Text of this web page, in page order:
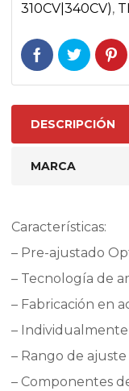
310CV|340CV),
DESCRIPCIÓN
MARCA
Características:
– Pre-ajustado
– Tecnología de
– Fabricación en
–
– Rango de
– Componentes